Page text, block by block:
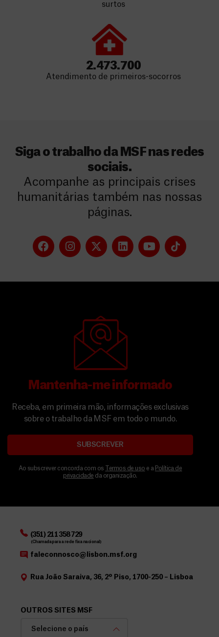
surtos
Atendimento de primeiros-socorros
2.473.700
Siga o trabalho da MSF nas redes
sociais.
Acompanhe as principais crises
humanitárias também nas nossas
páginas.
Mantenha-me informado
Receba, em primeira mão, informações exclusivas
sobre o trabalho da MSF em todo o mundo.
SUBSCREVER
Ao subscrever concorda com os Termos de uso e a Política de
privacidade da organização.
(351) 211 358 729
(Chamada para a rede fixa nacional)
faleconnosco@lisbon.msf.org
Rua João Saraiva, 36, 2º Piso, 1700-250 – Lisboa
OUTROS SITES MSF
Selecione o país